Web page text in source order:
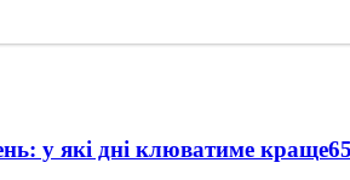
у які дні клюватиме краще